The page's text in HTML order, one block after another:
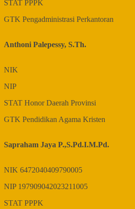
STAT PPPK
GTK Pengadministrasi Perkantoran
Anthoni Palepessy, S.Th.
NIK
NIP
STAT Honor Daerah Provinsi
GTK Pendidikan Agama Kristen
Sapraham Jaya P.,S.Pd.I.M.Pd.
NIK 6472040409790005
NIP 197909042023211005
STAT PPPK